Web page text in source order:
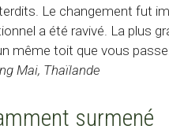
Le changement fut
a été ravivé. La plus
même toit que vous
Mai, Thaïlande
surmené